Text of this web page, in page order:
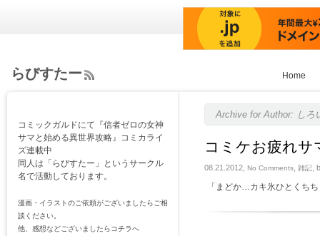
らびすたー
s
Home
Archive for Author: しろ
コミケお疲れサ
08.21.2012, No Comments 雑記 ,
「まどか…カキ氷ひとくち
コミックガルドにて『信者ゼロの女神
サマと始める異世界攻略』コミカライ
ズ連載中
同人は「らびすたー」というサークル
名で活動しております。
漫画・イラストのご依頼がございましたらご相
談ください。
他、感想などございましたらコチラへ